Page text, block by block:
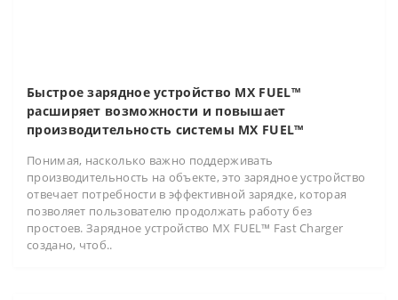
Быстрое зарядное устройство MX FUEL™
расширяет возможности и повышает
производительность системы MX FUEL™
Понимая, насколько важно поддерживать
производительность на объекте, это зарядное устройство
отвечает потребности в эффективной зарядке, которая
позволяет пользователю продолжать работу без
простоев. Зарядное устройство MX FUEL™ Fast Charger
создано, чтоб..